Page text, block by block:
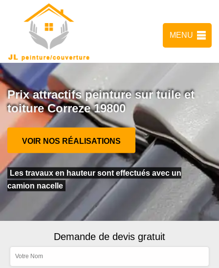
MENU
Prix attractifs peinture sur tuile et
toiture Correze 19800
VOIR NOS RÉALISATIONS
Les travaux en hauteur sont effectués avec un
camion nacelle
Demande de devis gratuit